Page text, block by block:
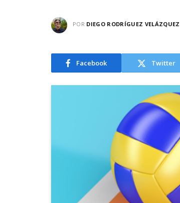
POR DIEGO RODRÍGUEZ VELÁZQUEZ
Facebook Twitter